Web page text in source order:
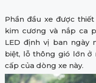
Phần đầu xe được
kim cương và nắp ca
LED định vị ban ngày
biệt, lỗ thông gió lớn ở
cấp của dòng xe này.